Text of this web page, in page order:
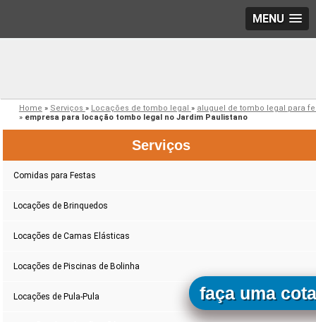
MENU
Home » Serviços » Locações de tombo legal » aluguel de tombo legal para
» empresa para locação tombo legal no Jardim Paulistano
Serviços
Comidas para Festas
Locações de Brinquedos
Locações de Camas Elásticas
Locações de Piscinas de Bolinha
Locações de Pula-Pula faça uma